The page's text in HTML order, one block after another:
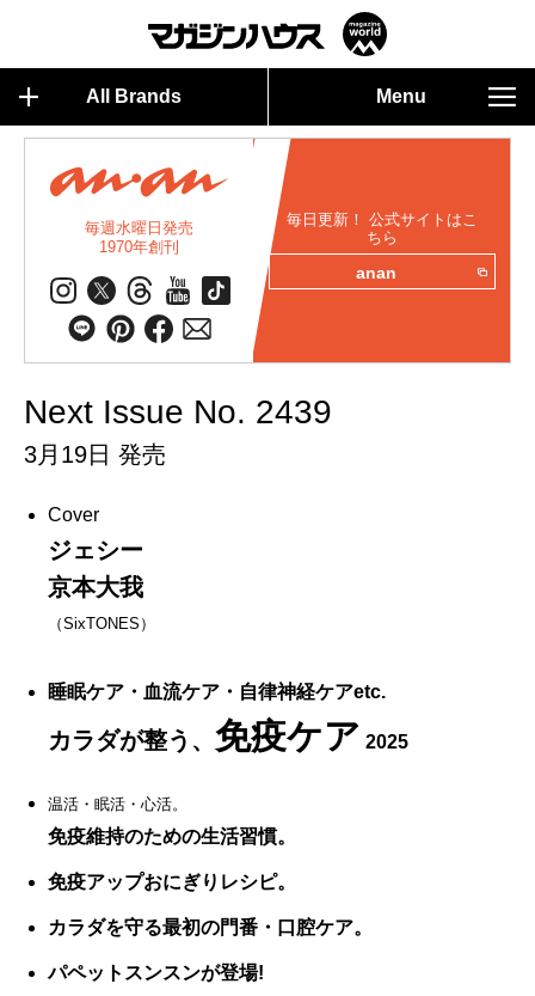
All Brands Menu
毎週水曜日発売
1970年創刊
毎日更新！ 公式サイトはこ
ちら
anan
Next Issue No. 2439
3月19日 発売
Cover
ジェシー
京本大我
（SixTONES）
睡眠ケア・血流ケア・自律神経ケアetc.
カラダが整う、 免疫ケア 2025
温活・眠活・心活。
免疫維持のための生活習慣。
免疫アップおにぎりレシピ。
カラダを守る最初の門番・口腔ケア。
パペットスンスンが登場!